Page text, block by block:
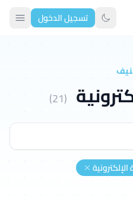
تبديل الوضع الداكن
تسجيل الدخول
(21)
الإلكترونية